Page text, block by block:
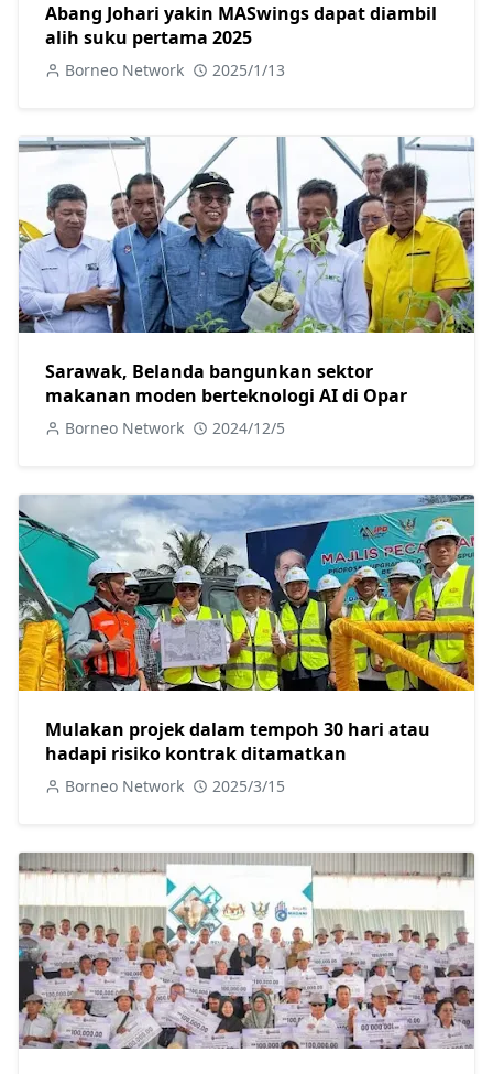
Abang Johari yakin MASwings dapat diambil
alih suku pertama 2025
Borneo Network 2025/1/13
Sarawak, Belanda bangunkan sektor
makanan moden berteknologi AI di Opar
Borneo Network 2024/12/5
Mulakan projek dalam tempoh 30 hari atau
hadapi risiko kontrak ditamatkan
Borneo Network 2025/3/15